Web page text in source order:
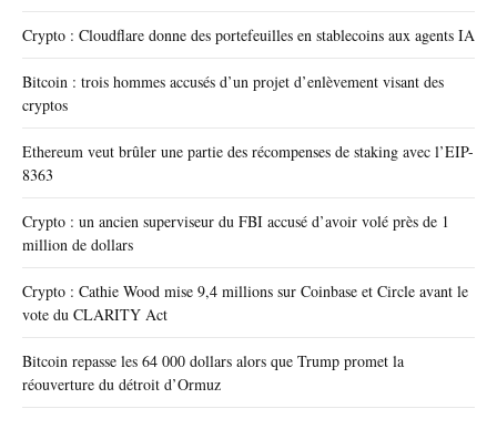
Crypto : Cloudflare donne des portefeuilles en stablecoins aux agents IA
Bitcoin : trois hommes accusés d’un projet d’enlèvement visant des
cryptos
Ethereum veut brûler une partie des récompenses de staking avec l’EIP-
8363
Crypto : un ancien superviseur du FBI accusé d’avoir volé près de 1
million de dollars
Crypto : Cathie Wood mise 9,4 millions sur Coinbase et Circle avant le
vote du CLARITY Act
Bitcoin repasse les 64 000 dollars alors que Trump promet la
réouverture du détroit d’Ormuz